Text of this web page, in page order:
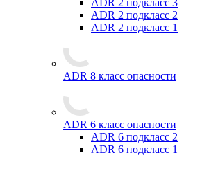
ADR 2 подкласс 3
ADR 2 подкласс 2
ADR 2 подкласс 1
ADR 8 класс опасности
ADR 6 класс опасности
ADR 6 подкласс 2
ADR 6 подкласс 1